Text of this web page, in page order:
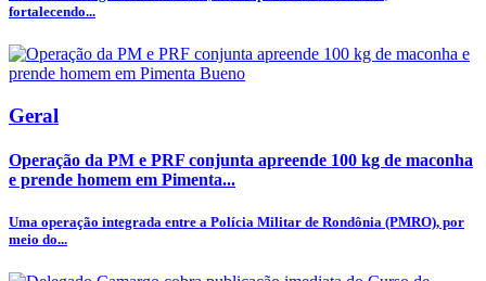
fortalecendo...
Geral
Operação da PM e PRF conjunta apreende 100 kg de maconha
e prende homem em Pimenta...
Uma operação integrada entre a Polícia Militar de Rondônia (PMRO), por
meio do...